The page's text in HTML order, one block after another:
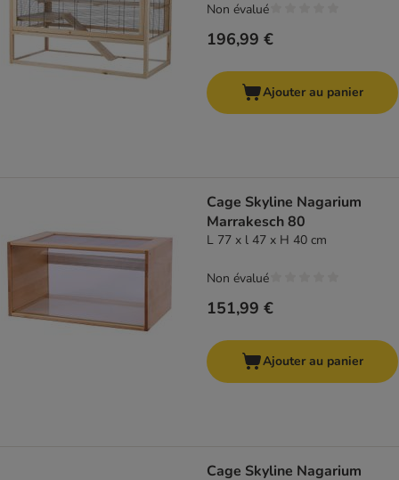
196,99 €
Non évalué
Ajouter au panier
Cage Skyline Nagarium
Marrakesch 80
L 77 x l 47 x H 40 cm
151,99 €
Non évalué
Ajouter au panier
Cage Skyline Nagarium